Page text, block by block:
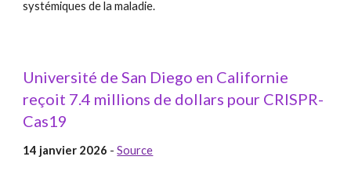
systémiques de la maladie.
Université de San Diego en Californie
reçoit 7.4 millions de dollars pour CRISPR-
Cas19
14 janvier 2026 -Source